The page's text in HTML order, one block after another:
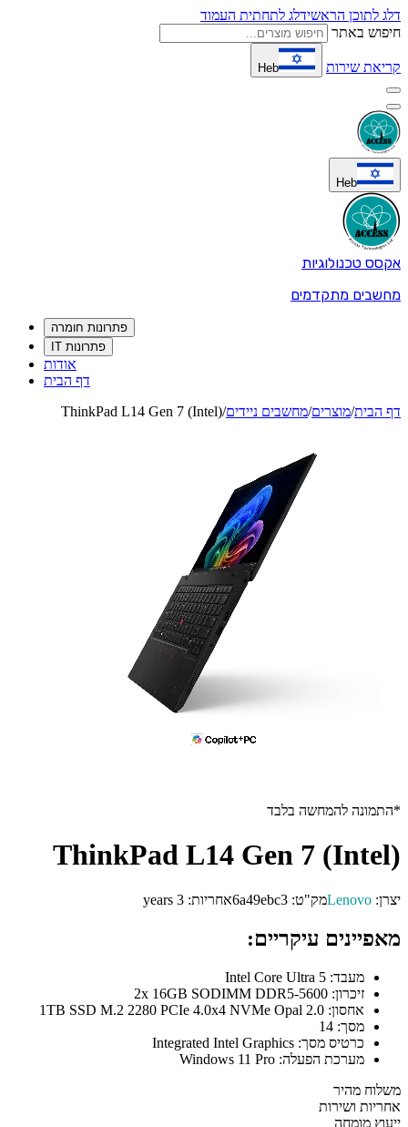
דלג לתוכן הראשידלג לתחתית העמוד
חיפוש באתר
קריאת שירות Heb
Heb
אקסס טכנולוגיות
מחשבים מתקדמים
פתרונות חומרה
פתרונות IT
אודות
דף הבית
דף הבית/מוצרים/מחשבים ניידים/
ThinkPad L14 Gen 7 (Intel)
*התמונה להמחשה בלבד
ThinkPad L14 Gen 7 (Intel)
יצרן: Lenovoמק"ט: 6a49ebc3אחריות: 3 years
מאפיינים עיקריים:
מעבד:
זיכרון:
אחסון:
מסך:
כרטיס מסך:
מערכת הפעלה:
משלוח מהיר
אחריות ושירות
ייעוץ מומחה